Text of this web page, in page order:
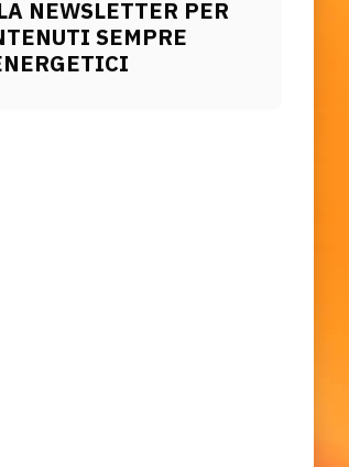
NEWSLETTER PER
SEMPRE